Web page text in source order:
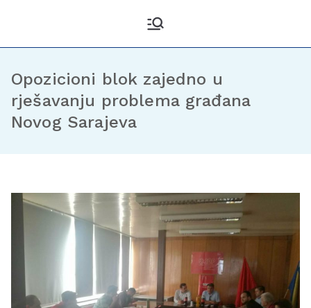
Opozicioni blok zajedno u
rješavanju problema građana
Novog Sarajeva